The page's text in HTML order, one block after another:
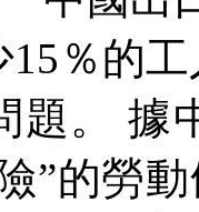
15 ％的
題。 據
”的勞